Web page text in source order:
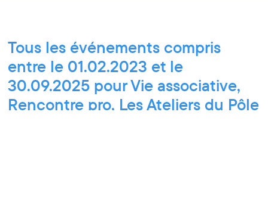
Tous les événements compris
entre le 01.02.2023 et le
30.09.2025 pour Vie associative,
Rencontre pro, Les Ateliers du Pôle